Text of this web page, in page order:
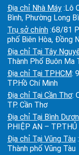
Địa chỉ Nhà Máy :Lô
Bình, Phường Long
Trụ sở chính :68/81
phố Biên Hòa, Đồng
Địa chỉ Tại Tây
Thành Phố Buôn Ma
Địa chỉ Tại TPHCM:
TP.Hồ Chí Minh
Địa chỉ Tại Cần Thơ:
TP. Cần Thơ
Địa chỉ Tại Bình
P.HIỆP AN –
Địa chỉ Tại Vũng Tàu
Thành phố Vũng Tàu